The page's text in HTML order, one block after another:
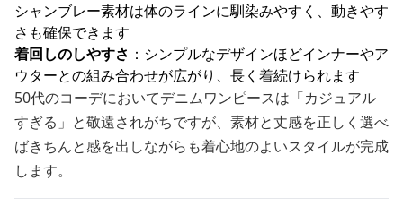
シャンブレー素材は体のラインに馴染みやすく、動きやす
さも確保できます
着回しのしやすさ ：シンプルなデザインほどインナーやア
ウターとの組み合わせが広がり、長く着続けられます
50代のコーデにおいてデニムワンピースは「カジュアル
すぎる」と敬遠されがちですが、素材と丈感を正しく選べ
ばきちんと感を出しながらも着心地のよいスタイルが完成
します。